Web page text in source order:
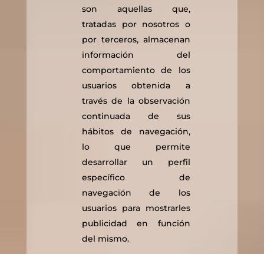
son aquellas que,
tratadas por nosotros o
por terceros, almacenan
información del
comportamiento de los
usuarios obtenida a
través de la observación
continuada de sus
hábitos de navegación,
lo que permite
desarrollar un perfil
específico de
navegación de los
usuarios para mostrarles
publicidad en función
del mismo.